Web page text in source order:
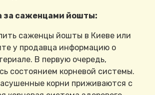
за саженцами йошты:
саженцы йошты в Киеве или
у продавца информацию о
В первую очередь,
состоянием корневой системы.
корни приживаются с